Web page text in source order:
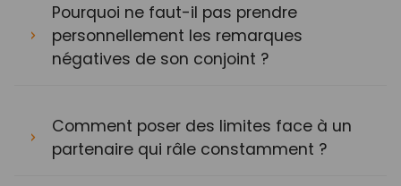
Pourquoi ne faut-il pas prendre
personnellement les remarques
négatives de son conjoint ?
Comment poser des limites face à un
partenaire qui râle constamment ?